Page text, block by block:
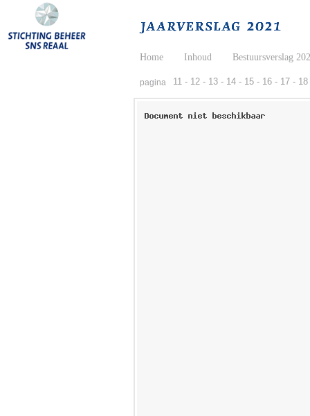
pagina 11 - 12 - 13 - 14 - 15 - 16 - 17 - 18
Home Inhoud Bestuursverslag